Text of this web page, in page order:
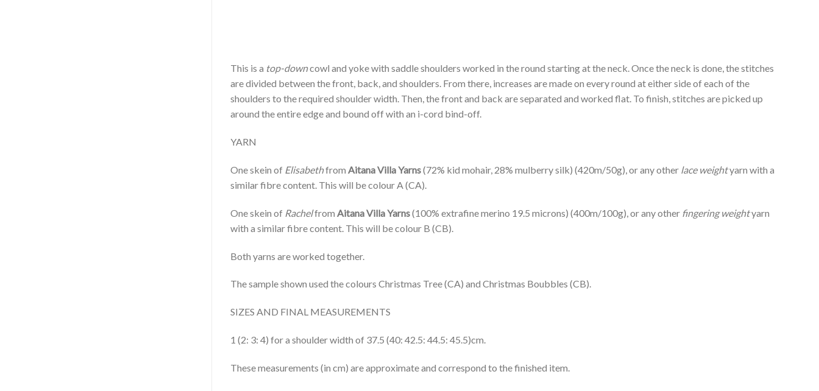
This is a top-downcowl and yoke with saddle shoulders worked in the round starting at the neck. Once the neck is done, the stitches
are divided between the front, back, and shoulders. From there, increases are made on every round at either side of each of the
shoulders to the required shoulder width. Then, the front and back are separated and worked flat. To finish, stitches are picked up
around the entire edge and bound off with an i-cord bind-off.
YARN
One skein of Elisabethfrom Aitana Villa Yarns(72% kid mohair, 28% mulberry silk) (420m/50g), or any other lace weightyarn with a
similar fibre content. This will be colour A (CA).
One skein of Rachelfrom Aitana Villa Yarns(100% extrafine merino 19.5 microns) (400m/100g), or any other fingering weightyarn
with a similar fibre content. This will be colour B (CB).
Both yarns are worked together.
The sample shown used the colours Christmas Tree (CA) and Christmas Boubbles (CB).
SIZES AND FINAL MEASUREMENTS
1 (2: 3: 4) for a shoulder width of 37.5 (40: 42.5: 44.5: 45.5)cm.
These measurements (in cm) are approximate and correspond to the finished item.